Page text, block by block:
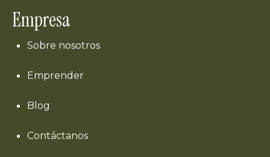
Empresa
Sobre nosotros
Emprender
Blog
Contáctanos